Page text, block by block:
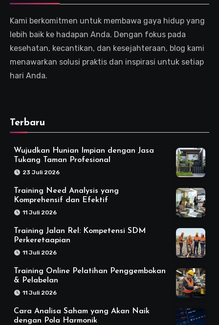
Kami berkomitmen untuk membawa gaya hidup yang
lebih baik ke hadapan Anda. Dengan fokus pada
kesehatan, kecantikan, dan kesejahteraan, blog kami
menawarkan solusi praktis dan inspirasi untuk setiap
hari Anda.
Terbaru
Wujudkan Hunian Impian dengan Jasa
Tukang Taman Profesional
23 Juli 2026
Training Need Analysis yang
Komprehensif dan Efektif
11 Juli 2026
Training Jalan Rel: Kompetensi SDM
Perkeretaapian
11 Juli 2026
Training Online Pelatihan Penggembokan
& Pelabelan
11 Juli 2026
Cara Analisa Saham yang Akan Naik
dengan Pola Harmonik